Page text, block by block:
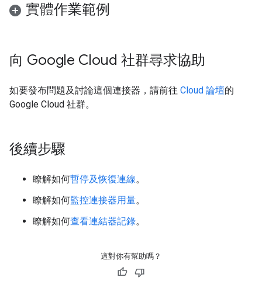
實體作業範例
向 Google Cloud 社群尋求協助
如要發布問題及討論這個連接器，請前往 Cloud 論壇的
Google Cloud 社群。
後續步驟
瞭解如何暫停及恢復連線。
瞭解如何監控連接器用量。
瞭解如何查看連結器記錄。
這對你有幫助嗎？